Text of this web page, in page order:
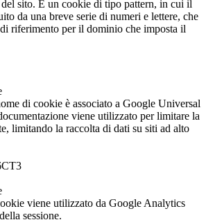
sito. È un cookie di tipo pattern, in cui il
da una breve serie di numeri e lettere, che
riferimento per il dominio che imposta il
di cookie è associato a Google Universal
viene utilizzato per limitare la
limitando la raccolta di dati su siti ad alto
viene utilizzato da Google Analytics
sessione.